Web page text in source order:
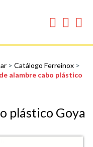
> Catálogo Ferreinox >
alambre cabo plástico
plástico Goya